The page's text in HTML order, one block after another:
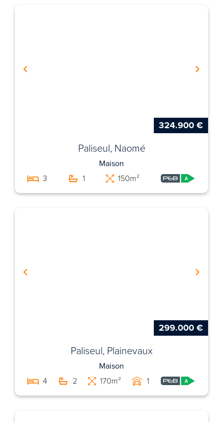
324.900 €
Paliseul, Naomé
Maison
3
1 150m²
299.000 €
Paliseul, Plainevaux
Maison
4
2 170m² 1